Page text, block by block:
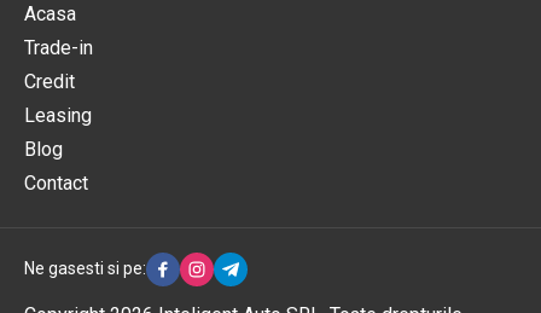
Acasa
Trade-in
Credit
Leasing
Blog
Contact
Ne gasesti si pe: